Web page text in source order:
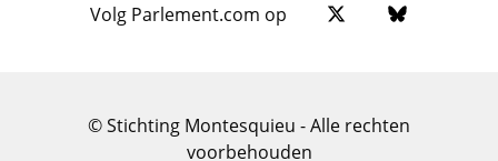
Volg Parlement.com op
© Stichting Montesquieu - Alle rechten
voorbehouden